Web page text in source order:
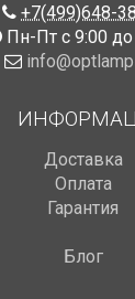
+7(499)648-
Пн-Пт с 9:00 до
Доставка
Оплата
Гарантия
Блог